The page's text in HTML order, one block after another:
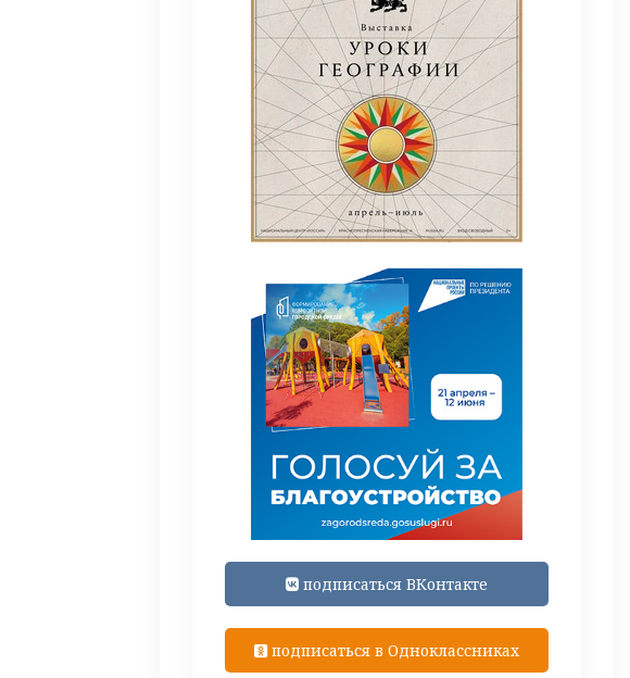
подписаться ВКонтакте
подписаться в Одноклассниках